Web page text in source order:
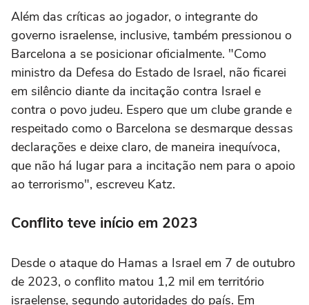
Além das críticas ao jogador, o integrante do
governo israelense, inclusive, também pressionou o
Barcelona a se posicionar oficialmente. "Como
ministro da Defesa do Estado de Israel, não ficarei
em silêncio diante da incitação contra Israel e
contra o povo judeu. Espero que um clube grande e
respeitado como o Barcelona se desmarque dessas
declarações e deixe claro, de maneira inequívoca,
que não há lugar para a incitação nem para o apoio
ao terrorismo", escreveu Katz.
Conflito teve início em 2023
Desde o ataque do Hamas a Israel em 7 de outubro
de 2023, o conflito matou 1,2 mil em território
israelense, segundo autoridades do país. Em